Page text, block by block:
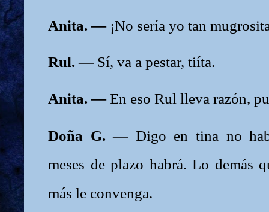
Anita. — ¡No sería yo tan
Rul. — Sí, va a pestar, tiíta.
Anita. —En eso Rul lleva razón,
Doña G. — Digo en tina no
meses de plazo habrá. Lo demás
más le convenga.